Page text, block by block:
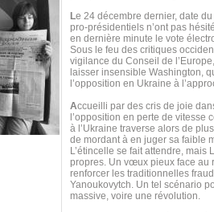
Le 24 décembre dernier, date
pro-présidentiels n’ont pas
en dernière minute le vote
Sous le feu des critiques
vigilance du Conseil de
laisser insensible Washington,
l’opposition en Ukraine à
Accueilli par des cris de joie
l’opposition en perte de
à l’Ukraine traverse alors de
de mordant à en juger sa faible
L’étincelle se fait attendre,
propres. Un vœux pieux face au
renforcer les traditionnelles
Yanoukovytch. Un tel scénario
massive, voire une révolution.